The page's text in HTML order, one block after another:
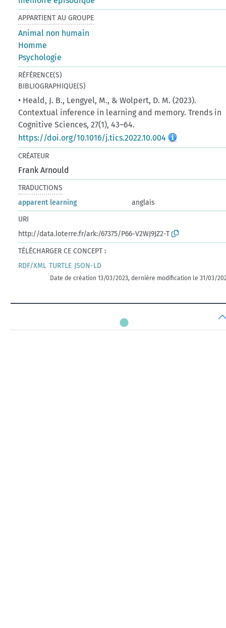
APPARTIENT AU GROUPE
Animal non humain
Homme
Psychologie
RÉFÉRENCE(S)
BIBLIOGRAPHIQUE(S)
• Heald, J. B., Lengyel, M., & Wolpert, D. M. (2023).
Contextual inference in learning and memory. Trends in
Cognitive Sciences, 27(1), 43–64.
https://doi.org/10.1016/j.tics.2022.10.004
CRÉATEUR
Frank Arnould
TRADUCTIONS
apparent learning
anglais
URI
http://data.loterre.fr/ark:/67375/P66-V2WJ9JZ2-T
TÉLÉCHARGER CE CONCEPT :
RDF/XML TURTLE JSON-LD
Date de création 13/03/2023, dernière modification le 31/03/